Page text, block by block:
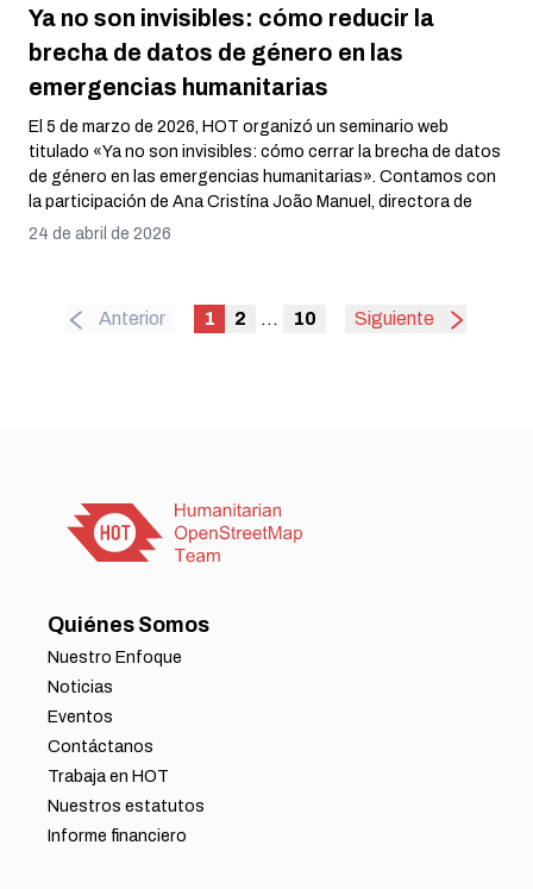
Ya no son invisibles: cómo reducir la
brecha de datos de género en las
emergencias humanitarias
El 5 de marzo de 2026, HOT organizó un seminario web
titulado «Ya no son invisibles: cómo cerrar la brecha de datos
de género en las emergencias humanitarias». Contamos con
la participación de Ana Cristína João Manuel, directora de
INGD; Verónica Chico, coordinadora técnica de proyectos de
por Omowonuola Akintola (Ola), de HOT.
24 de abril de 2026
Anterior 1 2 ... 10 Siguiente
Quiénes Somos
Nuestro Enfoque
Noticias
Eventos
Contáctanos
Trabaja en HOT
Nuestros estatutos
Informe financiero